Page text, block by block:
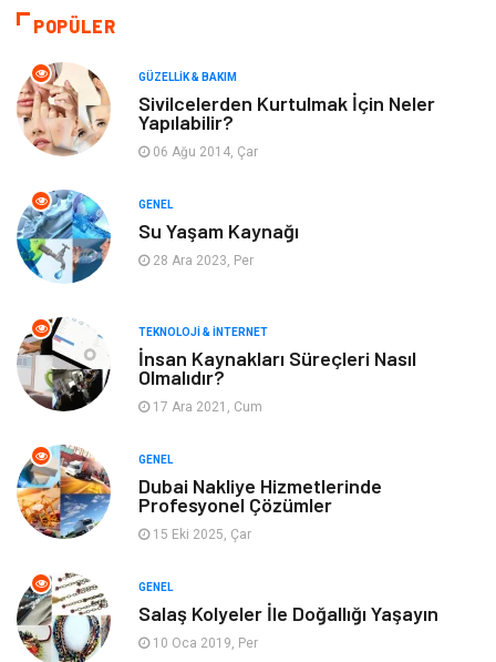
Bilgisayar & Yazılım
Makine
Giyim
Yeme & İçme
Keyif & Hobi Organizasyon
Gayrimenkul Spor
Finans& Ekonomi Anne & Çocuk
Genel Kültür
Ev İşleri
Mobilya
Astroloji
POPÜLER
GÜZELLIK & BAKIM
Sivilcelerden Kurtulmak İçin Neler
Yapılabilir?
06 Ağu 2014, Çar
GENEL
Su Yaşam Kaynağı
28 Ara 2023, Per
TEKNOLOJI & İNTERNET
İnsan Kaynakları Süreçleri Nasıl
Olmalıdır?
17 Ara 2021, Cum
GENEL
Dubai Nakliye Hizmetlerinde
Profesyonel Çözümler
15 Eki 2025, Çar
GENEL
Salaş Kolyeler İle Doğallığı Yaşayın
10 Oca 2019, Per